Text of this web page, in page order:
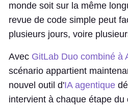
monde soit sur la même
revue de code simple peut
plusieurs jours, voire
Avec GitLab Duo combiné à
scénario appartient
nouvel outil d'IA agentique
intervient à chaque étape du